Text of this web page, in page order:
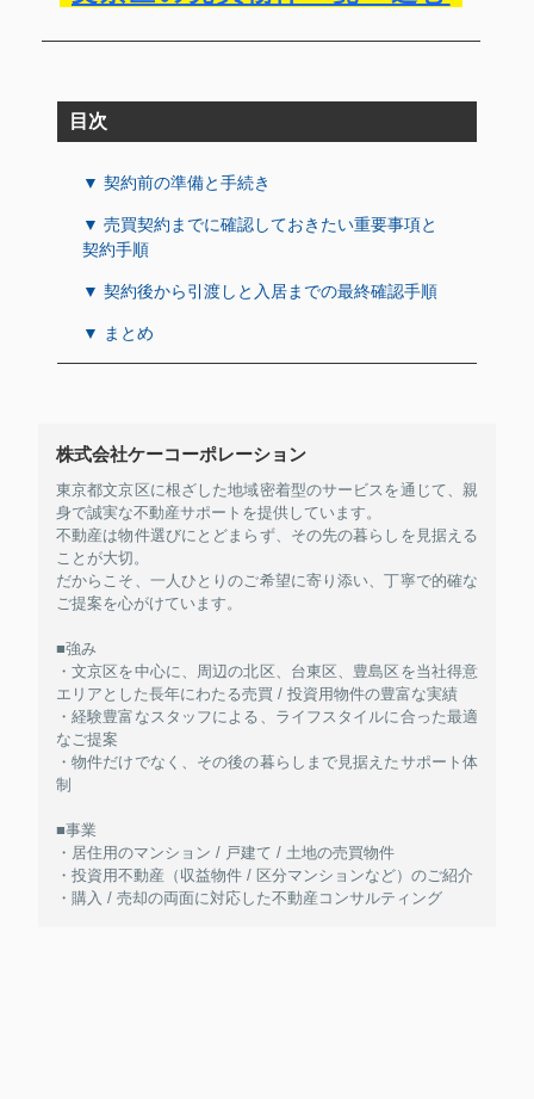
目次
▼ 契約前の準備と手続き
▼ 売買契約までに確認しておきたい重要事項と
契約手順
▼ 契約後から引渡しと入居までの最終確認手順
▼ まとめ
株式会社ケーコーポレーション
東京都文京区に根ざした地域密着型のサービスを通じて、親
身で誠実な不動産サポートを提供しています。
不動産は物件選びにとどまらず、その先の暮らしを見据える
ことが大切。
だからこそ、一人ひとりのご希望に寄り添い、丁寧で的確な
ご提案を心がけています。
■強み
・文京区を中心に、周辺の北区、台東区、豊島区を当社得意
エリアとした長年にわたる売買 / 投資用物件の豊富な実績
・経験豊富なスタッフによる、ライフスタイルに合った最適
なご提案
・物件だけでなく、その後の暮らしまで見据えたサポート体
制
■事業
・居住用のマンション / 戸建て / 土地の売買物件
・投資用不動産（収益物件 / 区分マンションなど）のご紹介
・購入 / 売却の両面に対応した不動産コンサルティング